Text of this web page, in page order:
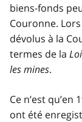
biens-fonds
Couronne.
dévolus à la
termes de la
les mines.
Ce n’est
ont été